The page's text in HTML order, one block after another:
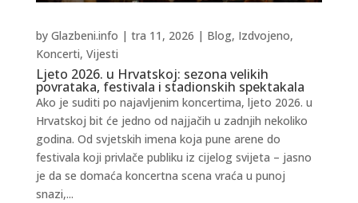
Ljeto 2026. u Hrvatskoj: sezona velikih
povrataka, festivala i stadionskih spektakala
by Glazbeni.info | tra 11, 2026 | Blog, Izdvojeno,
Koncerti, Vijesti
Ako je suditi po najavljenim koncertima, ljeto 2026. u
Hrvatskoj bit će jedno od najjačih u zadnjih nekoliko
godina. Od svjetskih imena koja pune arene do
festivala koji privlače publiku iz cijelog svijeta – jasno
je da se domaća koncertna scena vraća u punoj
snazi,...